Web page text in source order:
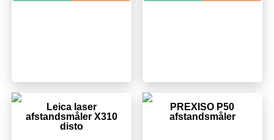
Leica laser
afstandsmåler X310
disto
PREXISO P50
afstandsmåler